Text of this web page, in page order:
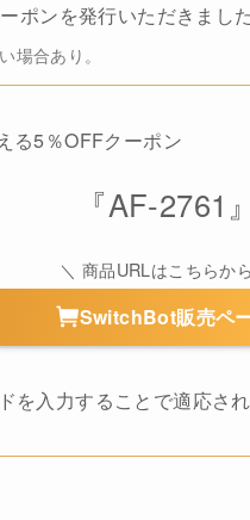
ポンを発行いただきまし
場合あり。
る5％OFFクーポン
『AF-2761』
＼ 商品URLはこちらか
SwitchBot販売ペ
入力することで適応され